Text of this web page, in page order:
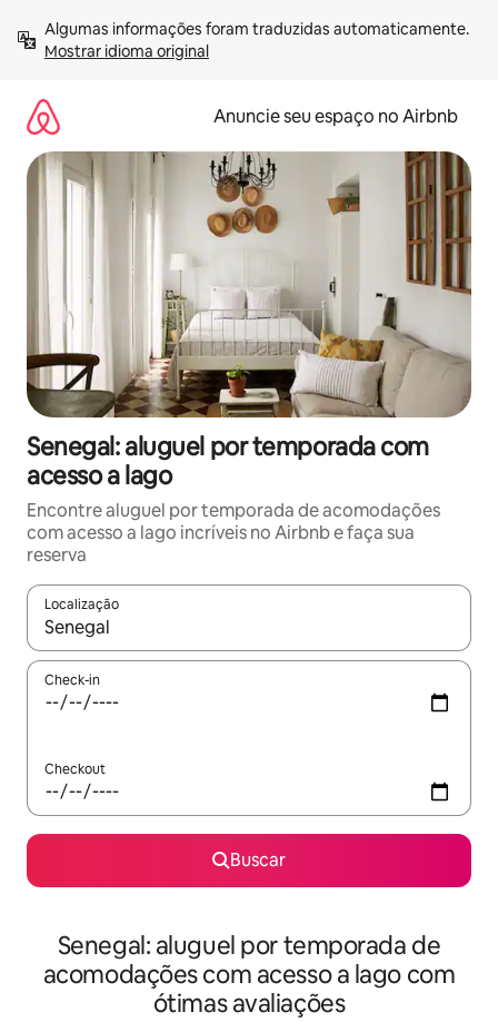
para
Mostrar idioma original
Anuncie seu espaço no Airbnb
Senegal: aluguel por temporada com
acesso a lago
Encontre aluguel por temporada de acomodações
com acesso a lago incríveis no Airbnb e faça sua
reserva
Localização
Quando os resultados estiverem disponíveis, explore-os
Check-in
Checkout
Buscar
Senegal: aluguel por temporada de
acomodações com acesso a lago com
ótimas avaliações